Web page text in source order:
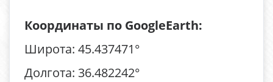
Координаты по GoogleEarth:
Широта: 45.437471°
Долгота: 36.482242°